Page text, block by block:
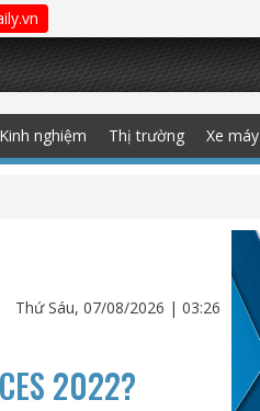
Kinh nghiệm Thị trường Xe máy
Thứ Sáu, 07/08/2026 | 03:26
2022?